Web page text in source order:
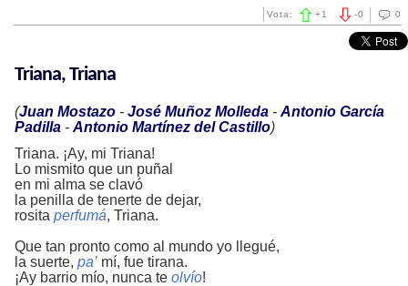
0
-0
Vota: +1
Triana, Triana
(Juan Mostazo - José Muñoz Molleda - Antonio García
Padilla - Antonio Martínez del Castillo)
Triana. ¡Ay, mi Triana!
Lo mismito que un puñal
en mi alma se clavó
la penilla de tenerte de dejar,
rosita perfumá, Triana.
Que tan pronto como al mundo yo llegué,
la suerte, pa’ mí, fue tirana.
¡Ay barrio mío, nunca te olvío!